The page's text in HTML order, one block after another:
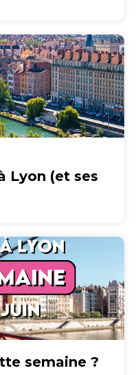
Lyon (et ses
semaine ?